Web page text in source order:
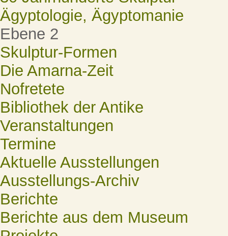
Ägyptologie, Ägyptomanie
Ebene 2
Skulptur-Formen
Die Amarna-Zeit
Nofretete
Bibliothek der Antike
Veranstaltungen
Termine
Aktuelle Ausstellungen
Ausstellungs-Archiv
Berichte
Berichte aus dem Museum